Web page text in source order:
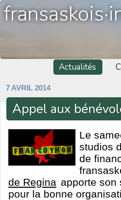
Actualités
7 AVRIL 2014
Appel aux
Le
studios
de
de Regina apporte son
pour la bonne